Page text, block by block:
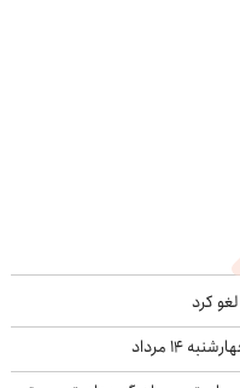
کرد